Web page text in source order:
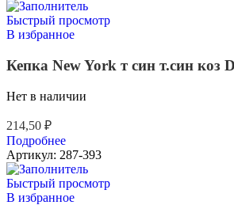
Быстрый просмотр
В избранное
Кепка New York т син т.син коз
Нет в наличии
214,50 ₽
Подробнее
Артикул: 287-393
Быстрый просмотр
В избранное